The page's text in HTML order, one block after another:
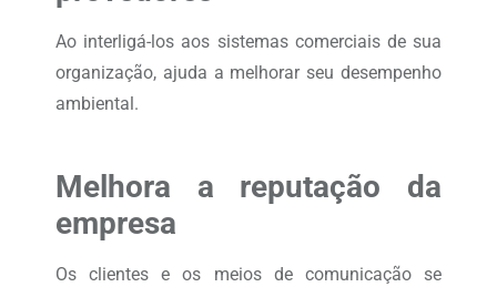
Ao interligá-los aos sistemas comerciais de sua
organização, ajuda a melhorar seu desempenho
ambiental.
Melhora a reputação da
empresa
Os clientes e os meios de comunicação se